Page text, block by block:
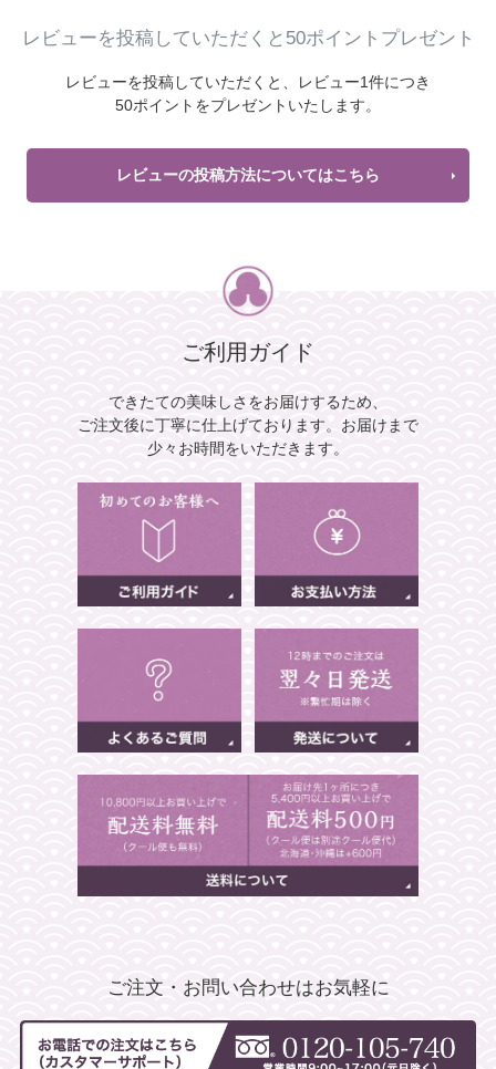
レビューを投稿していただくと50ポイントプレゼント
レビューを投稿していただくと、
レビュー1件につき
50ポイントをプレゼントいたします。
レビューの投稿方法についてはこちら
ご利用ガイド
できたての美味しさをお届けするため、
ご注文後に丁寧に仕上げております。 お届けまで
少々お時間をいただきます。
ご注文・お問い合わせはお気軽に